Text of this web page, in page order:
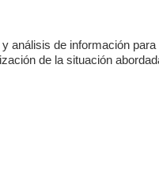
análisis de información
de la situación